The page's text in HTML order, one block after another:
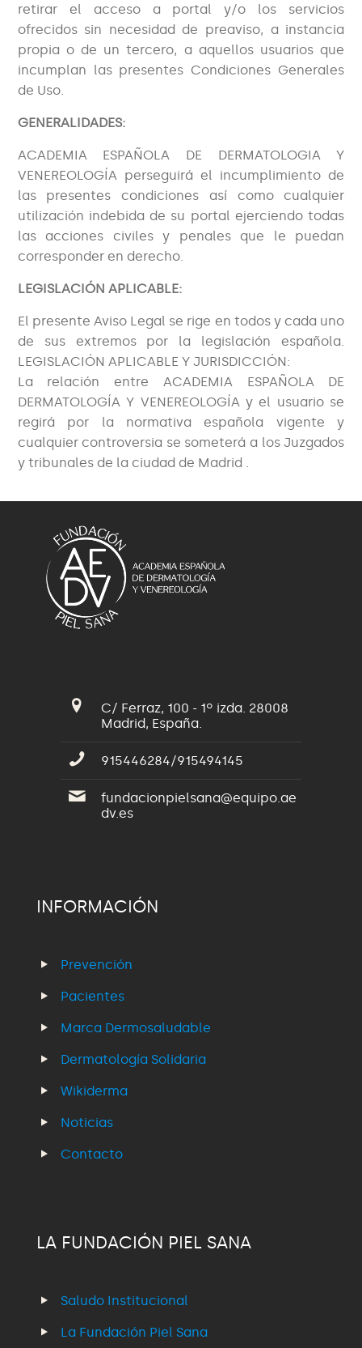
retirar el acceso a portal y/o los servicios
ofrecidos sin necesidad de preaviso, a instancia
propia o de un tercero, a aquellos usuarios que
incumplan las presentes Condiciones Generales
de Uso.
GENERALIDADES:
ACADEMIA ESPAÑOLA DE DERMATOLOGIA Y
VENEREOLOGÍA perseguirá el incumplimiento de
las presentes condiciones así como cualquier
utilización indebida de su portal ejerciendo todas
las acciones civiles y penales que le puedan
corresponder en derecho.
LEGISLACIÓN APLICABLE:
El presente Aviso Legal se rige en todos y cada uno
de sus extremos por la legislación española.
LEGISLACIÓN APLICABLE Y JURISDICCIÓN:
La relación entre ACADEMIA ESPAÑOLA DE
DERMATOLOGÍA Y VENEREOLOGÍA y el usuario se
regirá por la normativa española vigente y
cualquier controversia se someterá a los Juzgados
y tribunales de la ciudad de Madrid .
C/ Ferraz, 100 - 1º izda. 28008
Madrid, España.
915446284/915494145
fundacionpielsana@equipo.ae
dv.es
INFORMACIÓN
Prevención
Pacientes
Marca Dermosaludable
Dermatología Solidaria
Wikiderma
Noticias
Contacto
LA FUNDACIÓN PIEL SANA
Saludo Institucional
La Fundación Piel Sana